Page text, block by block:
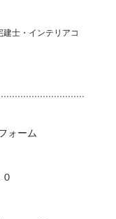
士・インテリアコ
ォーム